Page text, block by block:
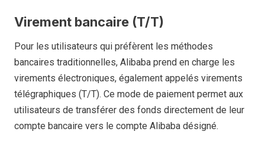
Virement bancaire (T/T)
Pour les utilisateurs qui préfèrent les méthodes
bancaires traditionnelles, Alibaba prend en charge les
virements électroniques, également appelés virements
télégraphiques (T/T). Ce mode de paiement permet aux
utilisateurs de transférer des fonds directement de leur
compte bancaire vers le compte Alibaba désigné.